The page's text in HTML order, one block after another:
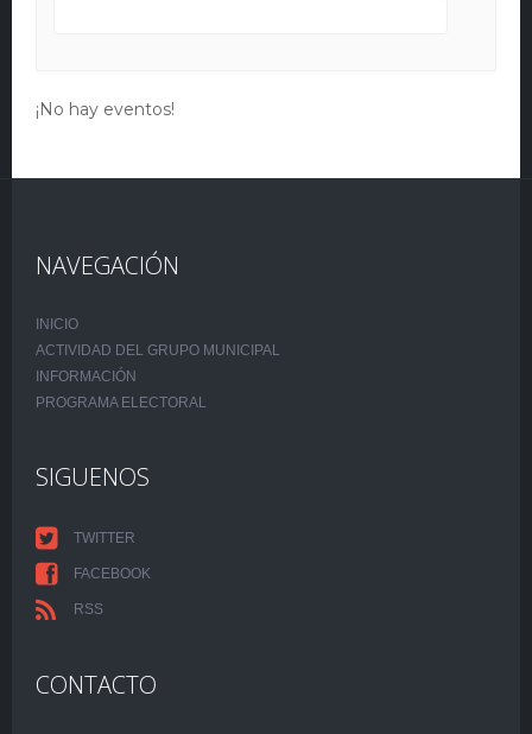
¡No hay eventos!
NAVEGACIÓN
INICIO
ACTIVIDAD DEL GRUPO MUNICIPAL
INFORMACIÓN
PROGRAMA ELECTORAL
SIGUENOS
TWITTER
FACEBOOK
RSS
CONTACTO